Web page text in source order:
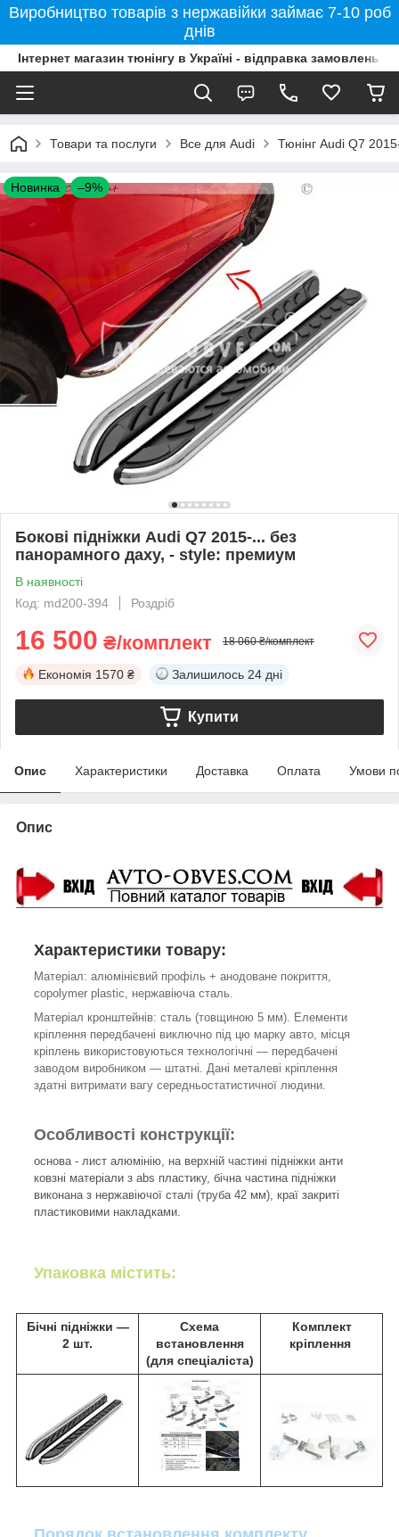
Виробництво товарів з нержавійки займає 7-10 роб
днів
Інтернет магазин тюнінгу в Україні - відправка замовлень
Товари та послуги Все для Audi Тюнінг Audi Q7
Новинка –9%
Бокові підніжки Audi Q7 2015-... без
панорамного даху, - style: премиум
В наявності
Код: md200-394
Роздріб
16 500 ₴/комплект 18 060 ₴/комплект
Економія 1570 ₴ Залишилось 24 дні
Купити
Опис Характеристики Доставка Оплата Умови
Опис
Характеристики товару:
Матеріал: алюмінієвий профіль + анодоване покриття,
copolymer plastic, нержавіюча сталь
Матеріал кронштейнів: сталь (товщиною 5 мм). Елементи
кріплення передбачені виключно під цю марку авто, місця
кріплень використовуються технологічні ― передбачені
заводом виробником ― штатні. Дані металеві кріплення
здатні витримати вагу середньостатистичної людини.
Особливості конструкції:
основа - лист алюмінію, на верхній частині підніжки анти
ковзні матеріали з abs пластику, бічна частина підніжки
виконана з нержавіючої сталі (труба 42 мм), краї закриті
пластиковими накладками.
Упаковка містить:
Бічні підніжки ―
2 шт.
Схема
встановлення
(для спеціаліста)
Комплект
кріплення